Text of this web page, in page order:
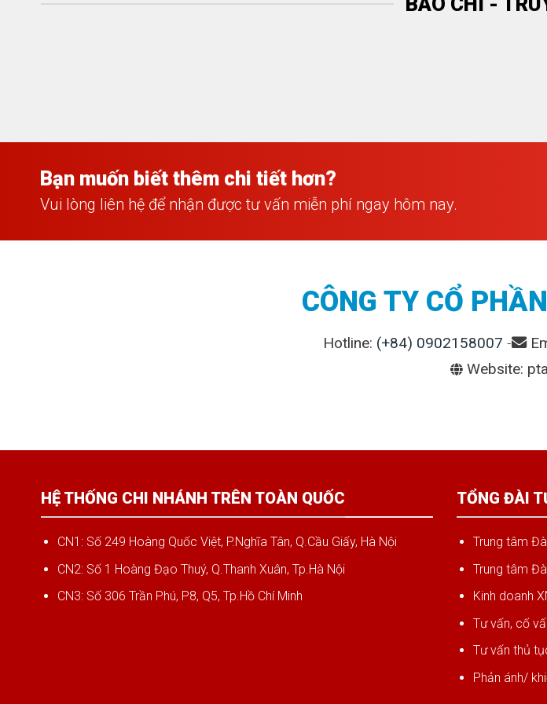
Bạn muốn biết thêm chi tiết hơn?
Vui lòng liên hệ để nhận được tư vấn miễn phí ngay hôm nay.
CÔNG TY CỔ
Hotline: (+84) 0902158007 -
Website:
HỆ THỐNG CHI NHÁNH TRÊN TOÀN QUỐC
CN1: Số 249 Hoàng Quốc Việt, P.Nghĩa Tân, Q.Cầu Giấy, Hà Nội
CN2: Số 1 Hoàng Đạo Thuý, Q.Thanh Xuân, Tp.Hà Nội
CN3: Số 306 Trần Phú, P8, Q5, Tp.Hồ Chí Minh
TỔNG ĐÀI
Trung tâm
Trung tâm
Kinh doanh
Tư vấn, cố
Tư vấn thủ
Phản ánh/